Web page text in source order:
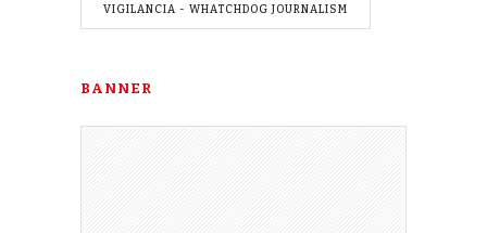
VIGILANCIA - WHATCHDOG JOURNALISM
BANNER